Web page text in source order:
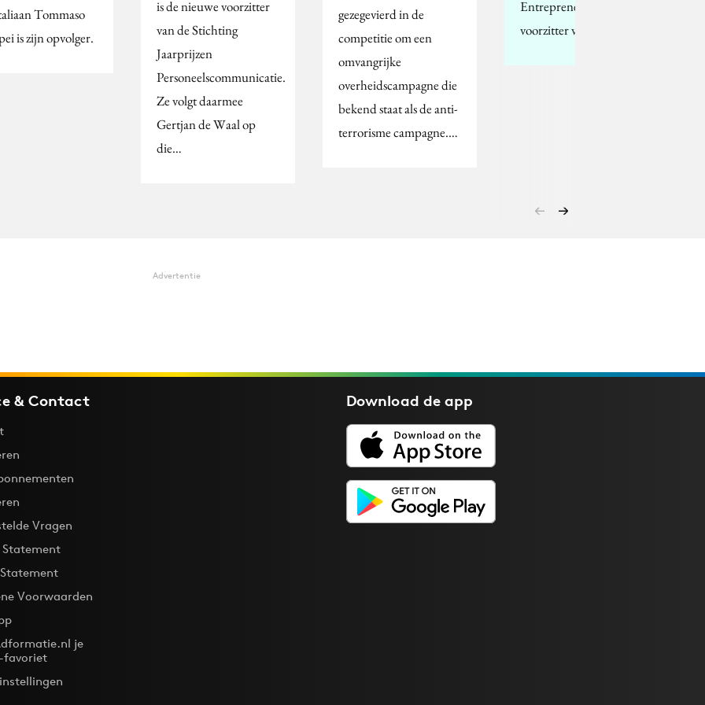
Tommaso
is zijn opvolger.
is de nieuwe voorzitter
van de Stichting
Jaarprijzen
Personeelscommunicatie.
Ze volgt daarmee
Gertjan de Waal op
die…
gezegevierd in de
competitie om een
omvangrijke
overheidscampagne die
bekend staat als de anti-
terrorisme campagne.…
Entrepreneur en
voorzitter van IPAN:
Advertentie
& Contact
Vragen
Statement
Voorwaarden
je
favoriet
Download deapp